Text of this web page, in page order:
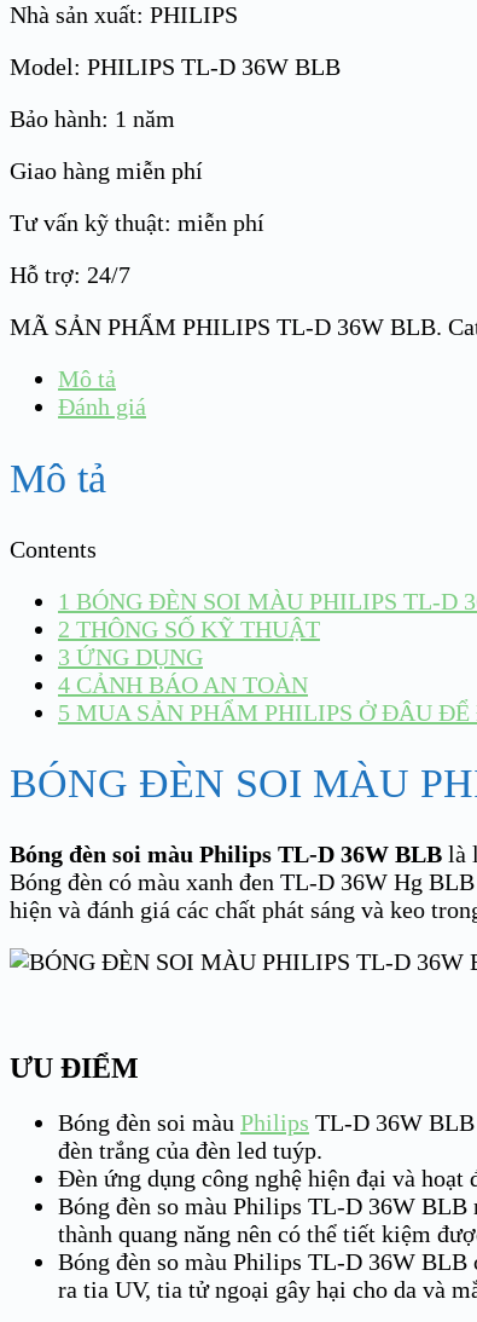
Nhà sản xuất: PHILIPS
Model: PHILIPS TL-D 36W BLB
Bảo hành: 1 năm
Giao hàng miễn phí
Tư vấn kỹ thuật: miễn phí
Hỗ trợ: 24/7
MÃ SẢN PHẨM PHILIPS TL-D 36W BLB.
Mô tả
Đánh giá
Mô tả
Contents
1 BÓNG ĐÈN SOI MÀU PHILIPS TL-D
2 THÔNG SỐ KỸ THUẬT
3 ỨNG DỤNG
4 CẢNH BÁO AN TOÀN
5 MUA SẢN PHẨM PHILIPS Ở ĐÂU ĐỂ
BÓNG ĐÈN SOI MÀU
Bóng đèn soi màu Philips TL-D 36W BLB là
Bóng đèn có màu xanh đen TL-D 36W Hg
hiện và đánh giá các chất phát sáng và keo
ƯU ĐIỂM
Bóng đèn soi màu Philips TL-D 36W BLB
đèn trắng của đèn led tuýp.
Đèn ứng dụng công nghệ hiện đại và
Bóng đèn so màu Philips TL-D 36W
thành quang năng nên có thể tiết kiệm
Bóng đèn so màu Philips TL-D 36W BLB
ra tia UV, tia tử ngoại gây hại cho da và